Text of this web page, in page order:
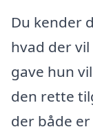
Du kender
hvad der
gave hun
den rette
der både